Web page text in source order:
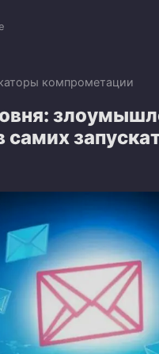
компрометации